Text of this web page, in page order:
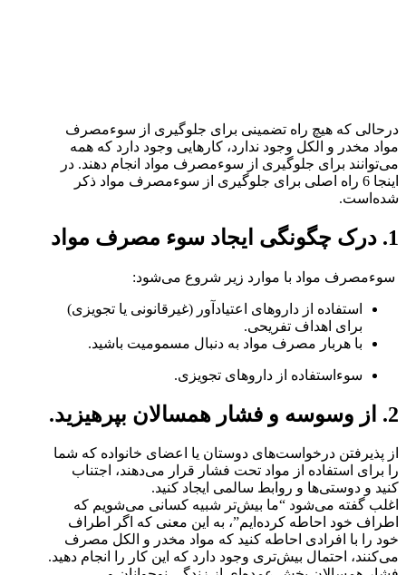
درحالی که هیچ راه تضمینی برای جلوگیری از سوء‌مصرف
مواد مخدر و الکل وجود ندارد، کارهایی وجود دارد که همه
می‌توانند برای جلوگیری از سوء‌مصرف مواد انجام دهند. در
اینجا 6 راه اصلی برای جلوگیری از سوء‌مصرف مواد ذکر
شده‌است.
1. درک چگونگی ایجاد سوء مصرف مواد
سوء‌مصرف مواد با موارد زیر شروع می‌شود:
استفاده از داروهای اعتیادآور (غیر‌قانونی یا تجویزی)
برای اهداف تفریحی.
با هربار مصرف مواد به دنبال مسمومیت باشید.
سوء‌استفاده از داروهای تجویزی.
2. از وسوسه و فشار همسالان بپرهیزید.
از پذیرفتن درخواست‌های دوستان یا اعضای خانواده که شما
را برای استفاده از مواد تحت فشار قرار می‌دهند، اجتناب
کنید و دوستی‌ها و روابط سالمی ایجاد کنید.
اغلب گفته می‌شود “ما بیش‌تر شبیه کسانی می‌شویم که
اطراف خود احاطه کرده‌ایم”، به این معنی که اگر اطراف
خود را با افرادی احاطه کنید که مواد مخدر و الکل مصرف
می‌کنند، احتمال بیش‌تری وجود دارد که این کار را انجام دهید.